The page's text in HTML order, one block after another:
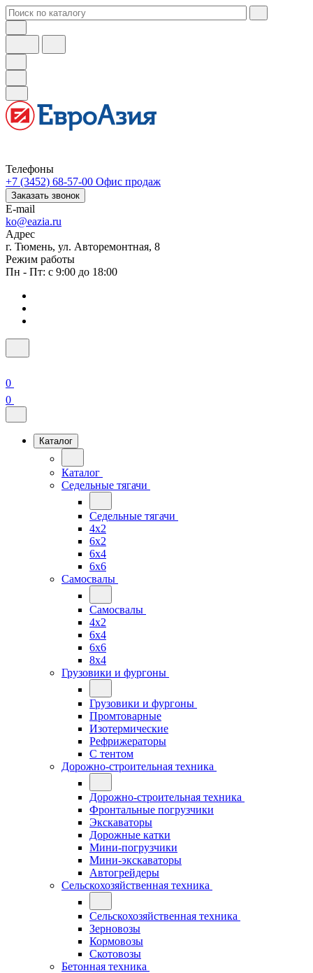
Телефоны
+7 (3452) 68-57-00 Офис продаж
Заказать звонок
E-mail
ko@eazia.ru
Адрес
г. Тюмень, ул. Авторемонтная, 8
Режим работы
Пн - Пт: с 9:00 до 18:00
0
0
Каталог
Каталог
Седельные тягачи
Седельные тягачи
4x2
6x2
6x4
6x6
Самосвалы
Самосвалы
4x2
6x4
6x6
8x4
Грузовики и фургоны
Грузовики и фургоны
Промтоварные
Изотермические
Рефрижераторы
С тентом
Дорожно-строительная техника
Дорожно-строительная техника
Фронтальные погрузчики
Экскаваторы
Дорожные катки
Мини-погрузчики
Мини-экскаваторы
Автогрейдеры
Сельскохозяйственная техника
Сельскохозяйственная техника
Зерновозы
Кормовозы
Скотовозы
Бетонная техника